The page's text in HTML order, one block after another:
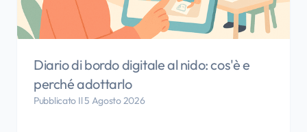
Diario di bordo digitale al nido: cos'è e
perché adottarlo
Pubblicato Il 5 Agosto 2026